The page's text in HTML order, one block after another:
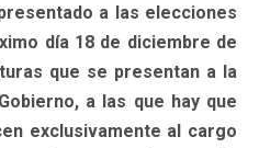
a las elecciones
día 18 de diciembre de
que se presentan a la
a las que hay que
exclusivamente al cargo